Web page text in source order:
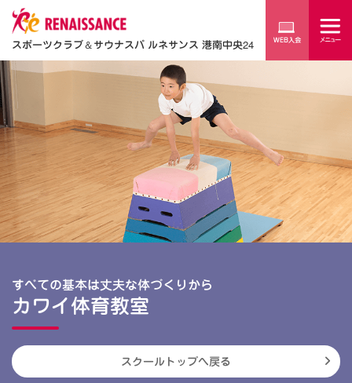
スポーツクラブ＆サウナスパ ルネサンス 港南中央24
すべての基本は丈夫な体づくりから
カワイ体育教室
スクールトップへ戻る